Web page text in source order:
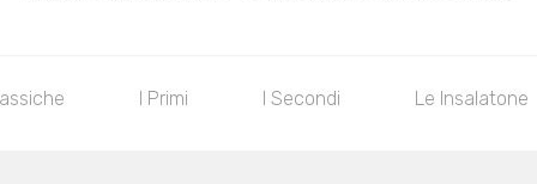
I Dorati Le Alte Le Di Mezzo